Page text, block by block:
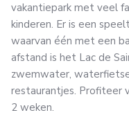
vakantiepark met veel
kinderen. Er is een
waarvan één met een
afstand is het Lac de
zwemwater,
restaurantjes. Profiteer
2 weken.